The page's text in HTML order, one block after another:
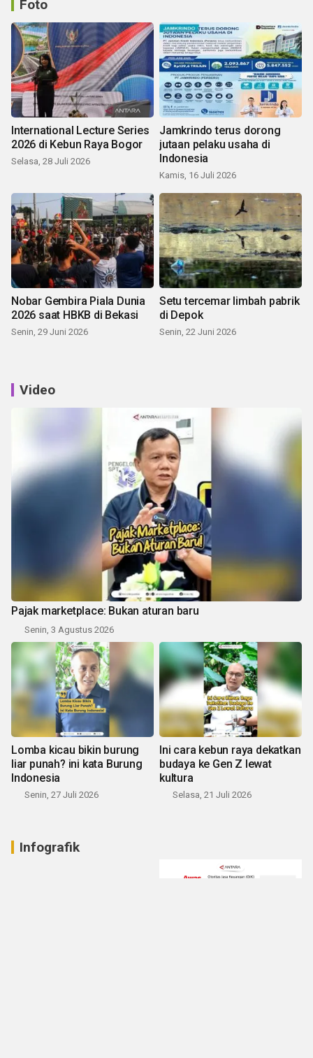
Foto
International Lecture Series
2026 di Kebun Raya Bogor
Selasa, 28 Juli 2026
Jamkrindo terus dorong
jutaan pelaku usaha di
Indonesia
Kamis, 16 Juli 2026
Nobar Gembira Piala Dunia
2026 saat HBKB di Bekasi
Senin, 29 Juni 2026
Setu tercemar limbah pabrik
di Depok
Senin, 22 Juni 2026
Video
Pajak marketplace: Bukan aturan baru
Senin, 3 Agustus 2026
Lomba kicau bikin burung
liar punah? ini kata Burung
Indonesia
Senin, 27 Juli 2026
Ini cara kebun raya dekatkan
budaya ke Gen Z lewat
kultura
Selasa, 21 Juli 2026
Infografik